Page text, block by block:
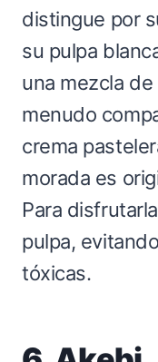
distingue por
su pulpa
una mezcla de
menudo
crema
morada es
Para
pulpa,
tóxicas.